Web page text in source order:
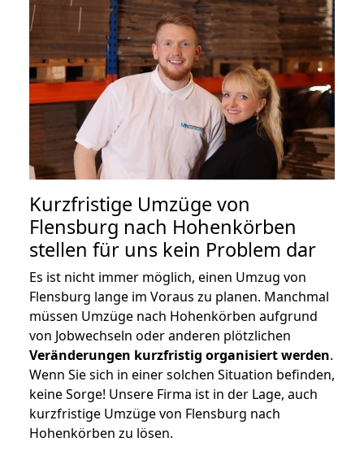
Kurzfristige Umzüge von
Flensburg nach Hohenkörben
stellen für uns kein Problem dar
Es ist nicht immer möglich, einen Umzug von
Flensburg lange im Voraus zu planen. Manchmal
müssen Umzüge nach Hohenkörben aufgrund
von Jobwechseln oder anderen plötzlichen
Veränderungen kurzfristig organisiert werden.
Wenn Sie sich in einer solchen Situation befinden,
keine Sorge! Unsere Firma ist in der Lage, auch
kurzfristige Umzüge von Flensburg nach
Hohenkörben zu lösen.